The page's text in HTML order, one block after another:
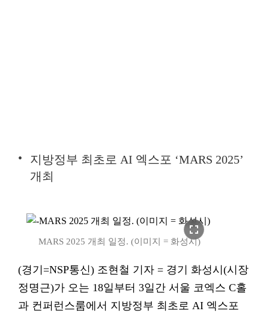
지방정부 최초로 AI 엑스포 ‘MARS 2025’
개최
fullscreen
MARS 2025 개최 일정. (이미지 = 화성시)
(경기=NSP통신) 조현철 기자 = 경기 화성시(시장
정명근)가 오는 18일부터 3일간 서울 코엑스 C홀
과 컨퍼런스룸에서 지방정부 최초로 AI 엑스포